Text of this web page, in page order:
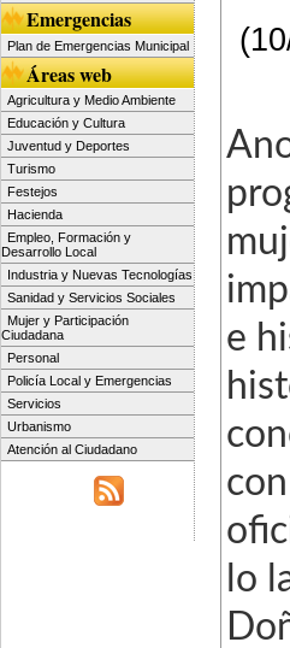
Emergencias
Plan de Emergencias Municipal
Áreas web
Agricultura y Medio Ambiente
Educación y Cultura
Juventud y Deportes
Turismo
Festejos
Hacienda
Empleo, Formación y
Desarrollo Local
Industria y Nuevas Tecnologías
Sanidad y Servicios Sociales
Mujer y Participación
Ciudadana
Personal
Policía Local y Emergencias
Servicios
Urbanismo
Atención al Ciudadano
e
lo